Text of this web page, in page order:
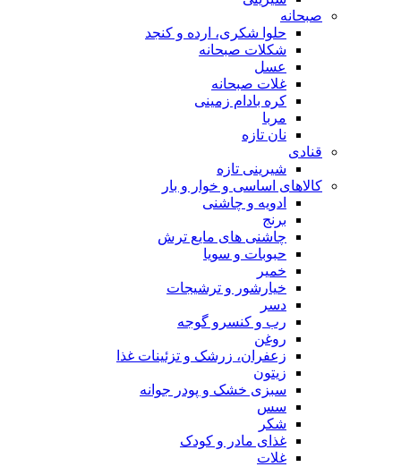
صبحانه
حلوا شکری، ارده و کنجد
شکلات صبحانه
عسل
غلات صبحانه
کره بادام زمینی
مربا
نان تازه
قنادی
شیرینی تازه
کالاهای اساسی و خوار و بار
ادویه و چاشنی
برنج
چاشنی های مایع ترش
حبوبات و سویا
خمیر
خیارشور و ترشیجات
دسر
رب و کنسرو گوجه
روغن
زعفران، زرشک و تزئینات غذا
زیتون
سبزی خشک و پودر جوانه
سس
شکر
غذای مادر و کودک
غلات